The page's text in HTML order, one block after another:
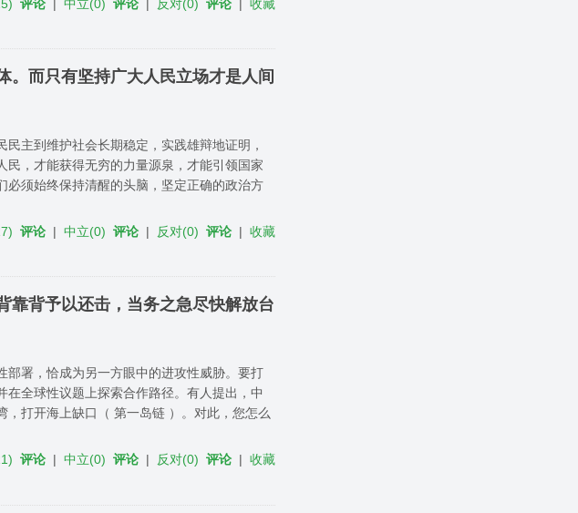
) 评论 |中立(0) 评论 | 反对(0) 评论 |收藏
。而只有坚持广大人民立场才是人间
主到维护社会长期稳定，实践雄辩地证明，
民，才能获得无穷的力量源泉，才能引领国家
必须始终保持清醒的头脑，坚定正确的政治方
) 评论 |中立(0) 评论 | 反对(0) 评论 |收藏
靠背予以还击，当务之急尽快解放台
部署，恰成为另一方眼中的进攻性威胁。要打
全球性议题上探索合作路径。有人提出，中
打开海上缺口（ 第一岛链 ）。对此，您怎么
) 评论 |中立(0) 评论 | 反对(0) 评论 |收藏